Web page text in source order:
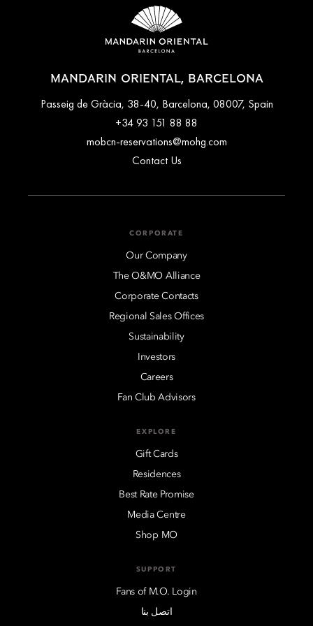
MANDARIN ORIENTAL, BARCELONA
Passeig de Gràcia, 38-40, Barcelona, 08007, Spain
+34 93 151 88 88
mobcn-reservations@mohg.com
Contact Us
CORPORATE
Our Company
The O&MO Alliance
Corporate Contacts
Regional Sales Offices
Sustainability
Investors
Careers
Fan Club Advisors
EXPLORE
Gift Cards
Residences
Best Rate Promise
Media Centre
Shop MO
SUPPORT
Fans of M.O. Login
اتصل بنا